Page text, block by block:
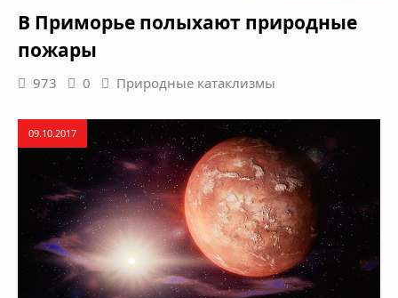
В Приморье полыхают природные
пожары
973 0 Природные катаклизмы
09.10.2017